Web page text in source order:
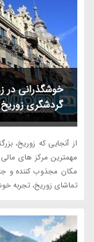
گردشگری زوریخ
از آنجایی که زوریخ،
مهمترین مرکز های
مکان مجذوب کننده و
تماشای زوریخ، تجربه